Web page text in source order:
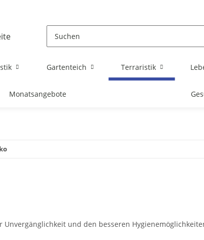
Gartenteich Terraristik
Monatsangebote
und den besseren